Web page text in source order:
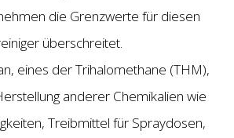
die Grenzwerte für diesen
überschreitet.
eines der Trihalomethane (THM),
anderer Chemikalien wie
Treibmittel für Spraydosen,